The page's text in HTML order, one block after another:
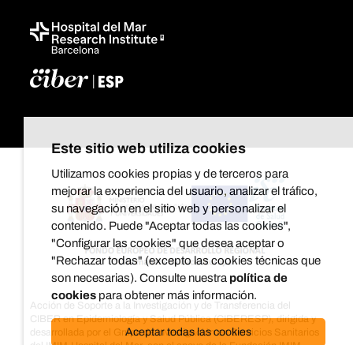
Acción de Soporte a la Investigación y de Transferencia del
CIBER en Epidemiología y Salud Pública (CIBERESP), dirigida y
desarrollada por el Grupo de investigación en Servicios Sanitarios
Este sitio web utiliza cookies
Utilizamos cookies propias y de terceros para
mejorar la experiencia del usuario, analizar el tráfico,
su navegación en el sitio web y personalizar el
contenido. Puede "Aceptar todas las cookies",
"Configurar las cookies" que desea aceptar o
"Rechazar todas" (excepto las cookies técnicas que
son necesarias). Consulte nuestra política de
cookies para obtener más información.
Aceptar todas las cookies